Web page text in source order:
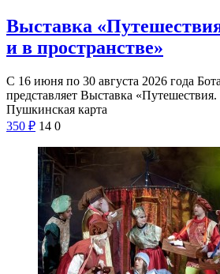
Выставка
и в пространстве»
С 16 июня по 30 августа 2026 года
представляет Выставка «Путешествия.
Пушкинская карта
350 ₽ 14 0